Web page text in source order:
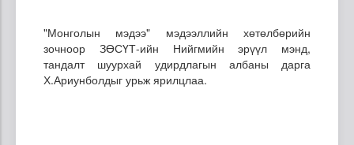
"Монголын мэдээ" мэдээллийн хөтөлбөрийн
зочноор ЗӨСҮТ-ийн Нийгмийн эрүүл мэнд,
тандалт шуурхай удирдлагын албаны дарга
Х.Ариунболдыг урьж ярилцлаа.